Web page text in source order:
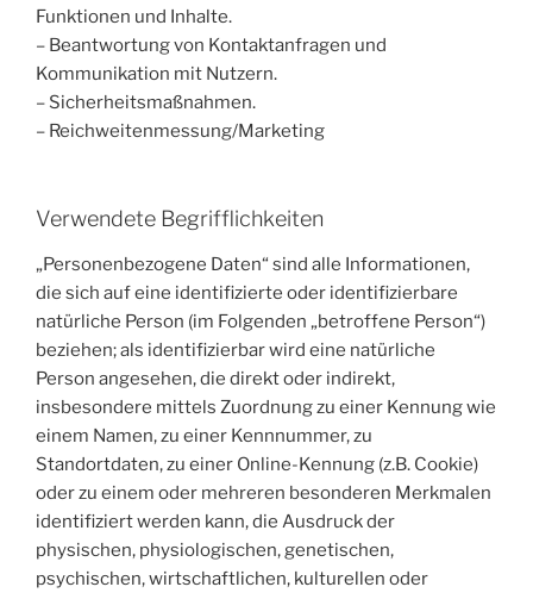
Funktionen und Inhalte.
– Beantwortung von Kontaktanfragen und
Kommunikation mit Nutzern.
– Sicherheitsmaßnahmen.
– Reichweitenmessung/Marketing
Verwendete Begrifflichkeiten
„Personenbezogene Daten“ sind alle Informationen,
die sich auf eine identifizierte oder identifizierbare
natürliche Person (im Folgenden „betroffene Person“)
beziehen; als identifizierbar wird eine natürliche
Person angesehen, die direkt oder indirekt,
insbesondere mittels Zuordnung zu einer Kennung wie
einem Namen, zu einer Kennnummer, zu
Standortdaten, zu einer Online-Kennung (z.B. Cookie)
oder zu einem oder mehreren besonderen Merkmalen
identifiziert werden kann, die Ausdruck der
physischen, physiologischen, genetischen,
psychischen, wirtschaftlichen, kulturellen oder